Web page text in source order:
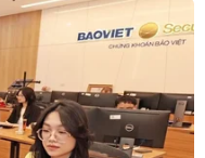
(TTXVN/Vietnam+)